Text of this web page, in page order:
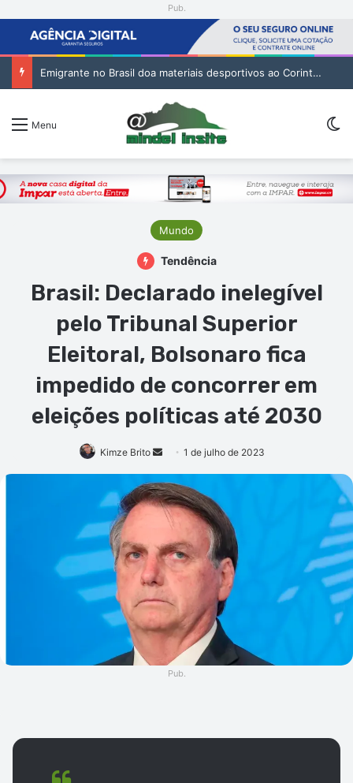
Pub.
Emigrante no Brasil doa materiais desportivos ao Corinthians de São Vicente
Menu
Mundo
Tendência
Brasil: Declarado inelegível
pelo Tribunal Superior
Eleitoral, Bolsonaro fica
impedido de concorrer em
eleições políticas até 2030
Kimze Brito
Mande
e-
mail
1 de julho de 2023
Pub.